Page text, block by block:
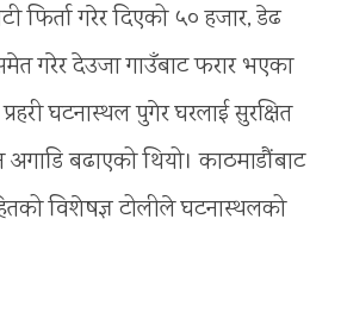
फिर्ता गरेर दिएको ५० हजार, डेढ
गरेर देउजा गाउँबाट फरार भएका
घटनास्थल पुगेर घरलाई सुरक्षित
अगाडि बढाएको थियो। काठमाडौंबाट
विशेषज्ञ टोलीले घटनास्थलको